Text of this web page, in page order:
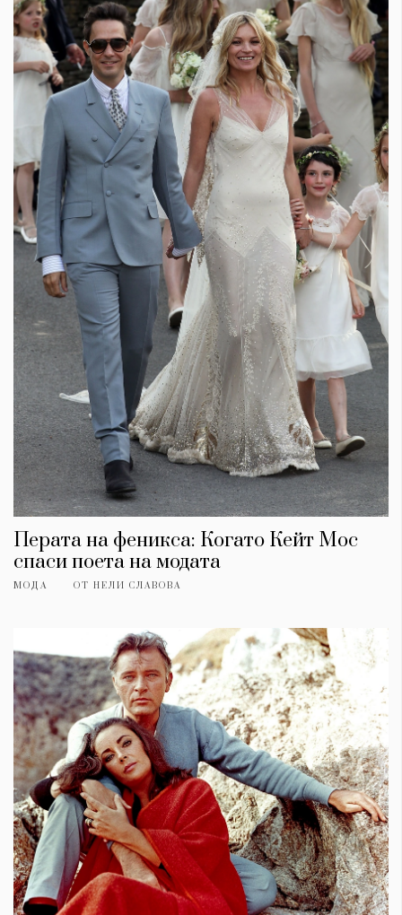
Перата на феникса: Когато Кейт Мос
спаси поета на модата
МОДА ОТ НЕЛИ СЛАВОВА